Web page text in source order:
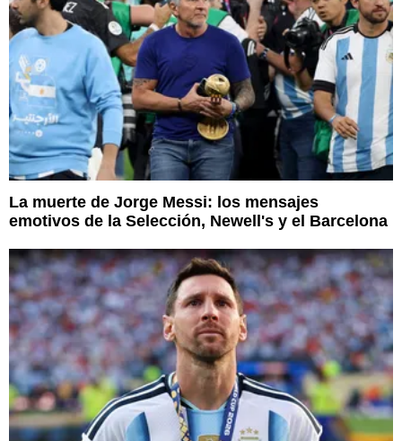
La muerte de Jorge Messi: los mensajes
emotivos de la Selección, Newell's y el Barcelona